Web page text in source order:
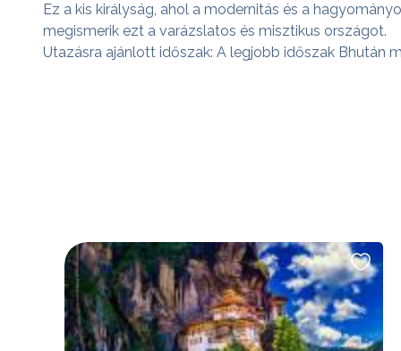
Ez a kis királyság, ahol a modernitás és a
megismerik ezt a varázslatos és misztikus országot.
Utazásra ajánlott időszak: A legjobb időszak Bhután